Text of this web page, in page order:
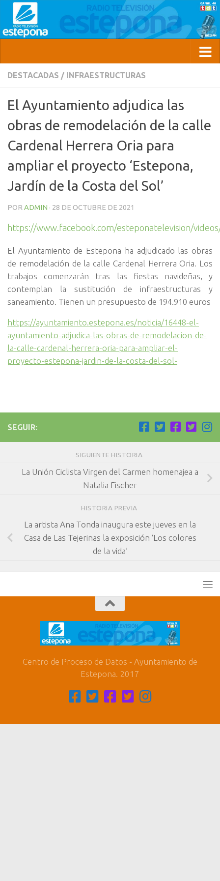
DESTACADAS / INFRAESTRUCTURAS
El Ayuntamiento adjudica las
obras de remodelación de la calle
Cardenal Herrera Oria para
ampliar el proyecto ‘Estepona,
Jardín de la Costa del Sol’
POR ADMIN · 28 DE OCTUBRE DE 2021
https://www.facebook.com/esteponatelevision/
El Ayuntamiento de Estepona ha adjudicado las obras
de remodelación de la calle Cardenal Herrera Oria. Los
trabajos comenzarán tras las fiestas navideñas, y
contemplan la sustitución de infraestructuras y
saneamiento. Tienen un presupuesto de 194.910 euros
https://ayuntamiento.estepona.es/noticia/16448-el-
ayuntamiento-adjudica-las-obras-de-remodelacion-de-
la-calle-cardenal-herrera-oria-para-ampliar-el-
proyecto-estepona-jardin-de-la-costa-del-sol-
SEGUIR:
SIGUIENTE HISTORIA
La Unión Ciclista Virgen del Carmen homenajea a
Natalia Fischer
HISTORIA PREVIA
La artista Ana Tonda inaugura este jueves en la
Casa de Las Tejerinas la exposición ‘Los colores
de la vida’
Centro de Proceso de Datos - Ayuntamiento de
Estepona. 2017